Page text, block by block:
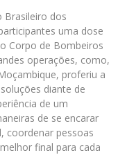
Brasileiro dos
uma dose
Corpo de Bombeiros
operações, como,
proferiu a
diante de
de um
de se encarar
coordenar pessoas
final para cada